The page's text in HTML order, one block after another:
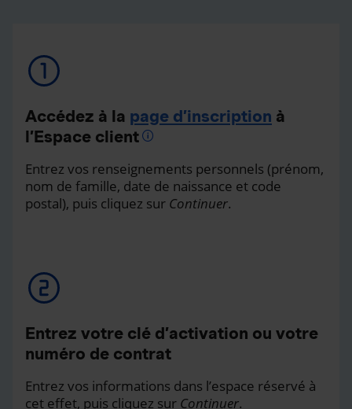
Accédez à la page d’inscription à
l’Espace client
Entrez vos renseignements personnels (prénom,
nom de famille, date de naissance et code
postal), puis cliquez sur Continuer.
Entrez votre clé d’activation ou votre
numéro de contrat
Entrez vos informations dans l’espace réservé à
cet effet, puis cliquez sur Continuer.